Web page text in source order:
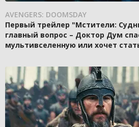
AVENGERS: DOOMSDAY
Первый трейлер "Мстители:
главный вопрос – Доктор Дум
мультивселенную или хочет